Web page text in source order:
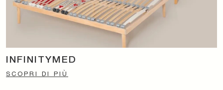
INFINITYMED
SCOPRI DI PIÙ